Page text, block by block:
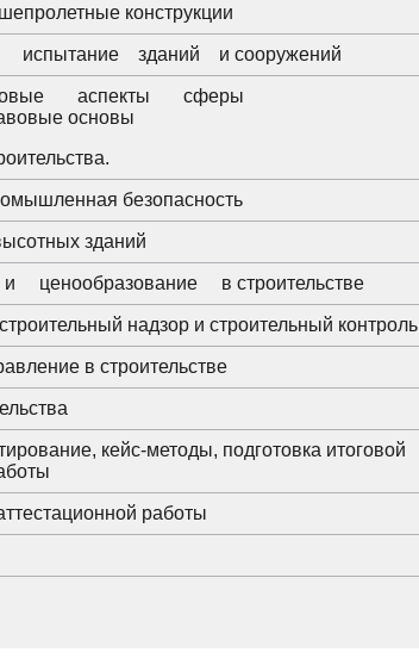
конструкции
испытание зданий и сооружений
аспекты сферы
основы
безопасность
зданий
в строительстве
надзор и строительный контроль
в строительстве
кейс-методы, подготовка итоговой
работы